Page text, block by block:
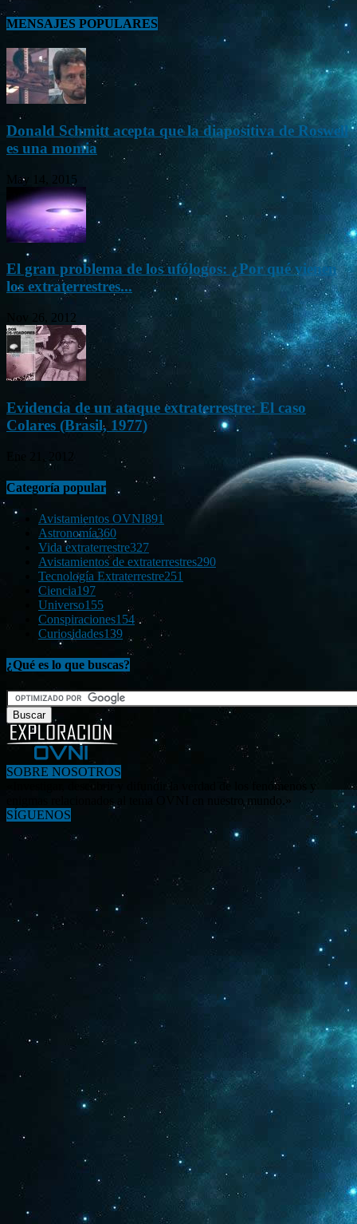
MENSAJES POPULARES
Donald Schmitt acepta que la diapositiva de Roswell
es una momia
May 14, 2015
El gran problema de los ufólogos: ¿Por qué vienen
los extraterrestres...
Nov 26, 2012
Evidencia de un ataque extraterrestre: El caso
Colares (Brasil, 1977)
Categoría popular
Avistamientos OVNI891
Astronomía360
Vida extraterrestre327
Avistamientos de extraterrestres290
Tecnología Extraterrestre251
Ciencia197
Universo155
Conspiraciones154
Curiosidades139
¿Qué es lo que buscas?
SOBRE NOSOTROS
«Investigar, descubrir y difundir la verdad de los fenómenos y
enigmas relacionados al tema OVNI en nuestro mundo.»
SÍGUENOS